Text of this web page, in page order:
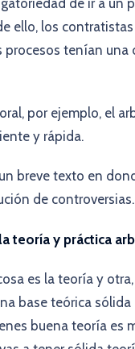
de ir a
ello, los
procesos tenían
por ejemplo, el
y rápida.
breve texto en
de
teoría y práctica
es la teoría y
base teórica
buena teoría